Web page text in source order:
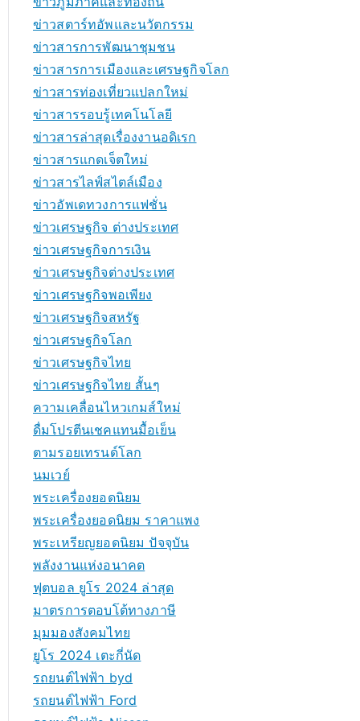
ข่าวสตาร์ทอัพและนวัตกรรม
ข่าวสารการพัฒนาชุมชน
ข่าวสารการเมืองและเศรษฐกิจโลก
ข่าวสารท่องเที่ยวแปลกใหม่
ข่าวสารรอบรู้เทคโนโลยี
ข่าวสารล่าสุดเรื่องงานอดิเรก
ข่าวสารแกดเจ็ตใหม่
ข่าวสารไลฟ์สไตล์เมือง
ข่าวอัพเดทวงการแฟชั่น
ข่าวเศรษฐกิจ ต่างประเทศ
ข่าวเศรษฐกิจการเงิน
ข่าวเศรษฐกิจต่างประเทศ
ข่าวเศรษฐกิจพอเพียง
ข่าวเศรษฐกิจสหรัฐ
ข่าวเศรษฐกิจโลก
ข่าวเศรษฐกิจไทย
ข่าวเศรษฐกิจไทย สั้นๆ
ความเคลื่อนไหวเกมส์ใหม่
ดื่มโปรตีนเชคแทนมื้อเย็น
ตามรอยเทรนด์โลก
นมเวย์
พระเครื่องยอดนิยม
พระเครื่องยอดนิยม ราคาแพง
พระเหรียญยอดนิยม ปัจจุบัน
พลังงานแห่งอนาคต
ฟุตบอล ยูโร 2024 ล่าสุด
มาตรการตอบโต้ทางภาษี
มุมมองสังคมไทย
ยูโร 2024 เตะกี่นัด
รถยนต์ไฟฟ้า byd
รถยนต์ไฟฟ้า Ford